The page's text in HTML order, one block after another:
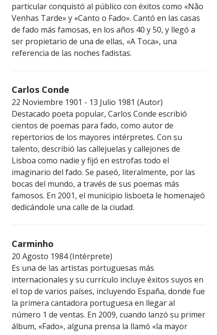
particular conquistó al público con éxitos como «Não
Venhas Tarde» y «Canto o Fado». Cantó en las casas
de fado más famosas, en los años 40 y 50, y llegó a
ser propietario de una de ellas, «A Toca», una
referencia de las noches fadistas.
Carlos Conde
22 Noviembre 1901 - 13 Julio 1981 (Autor)
Destacado poeta popular, Carlos Conde escribió
cientos de poemas para fado, como autor de
repertorios de los mayores intérpretes. Con su
talento, describió las callejuelas y callejones de
Lisboa como nadie y fijó en estrofas todo el
imaginario del fado. Se paseó, literalmente, por las
bocas del mundo, a través de sus poemas más
famosos. En 2001, el municipio lisboeta le homenajeó
dedicándole una calle de la ciudad.
Carminho
20 Agosto 1984 (Intérprete)
Es una de las artistas portuguesas más
internacionales y su currículo incluye éxitos suyos en
el top de varios países, incluyendo España, donde fue
la primera cantadora portuguesa en llegar al
número 1 de ventas. En 2009, cuando lanzó su primer
álbum, «Fado», alguna prensa la llamó «la mayor